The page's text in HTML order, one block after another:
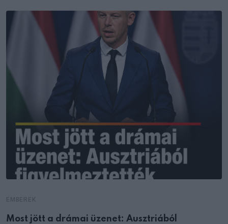
Most jött a drámai üzenet: Ausztriából